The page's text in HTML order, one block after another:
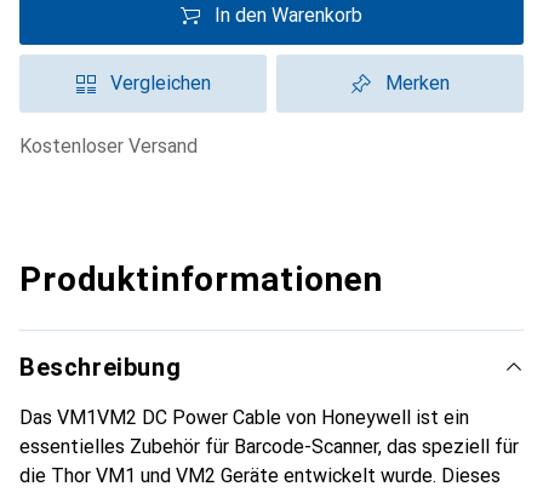
In den Warenkorb
Vergleichen Merken
kostenloser Versand
Produktinformationen
Beschreibung
Das VM1VM2 DC Power Cable von Honeywell ist ein
essentielles Zubehör für Barcode-Scanner, das speziell für
die Thor VM1 und VM2 Geräte entwickelt wurde. Dieses